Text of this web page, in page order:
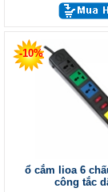
-10%
ổ cắm lioa 6
công tắc